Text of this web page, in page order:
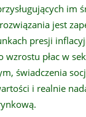
im
jest
presji
wzrostu płac w
świadczenia
i realnie